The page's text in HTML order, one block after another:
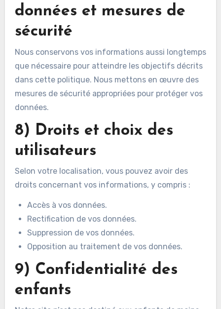
données et mesures de
sécurité
Nous conservons vos informations aussi longtemps
que nécessaire pour atteindre les objectifs décrits
dans cette politique. Nous mettons en œuvre des
mesures de sécurité appropriées pour protéger vos
données.
8) Droits et choix des
utilisateurs
Selon votre localisation, vous pouvez avoir des
droits concernant vos informations, y compris :
Accès à vos données.
Rectification de vos données.
Suppression de vos données.
Opposition au traitement de vos données.
9) Confidentialité des
enfants